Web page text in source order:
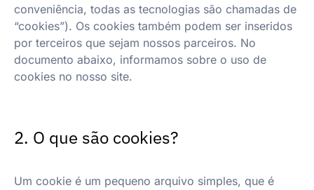
conveniência, todas as tecnologias são chamadas de
“cookies”). Os cookies também podem ser inseridos
por terceiros que sejam nossos parceiros. No
documento abaixo, informamos sobre o uso de
cookies no nosso site.
2. O que são cookies?
Um cookie é um pequeno arquivo simples, que é